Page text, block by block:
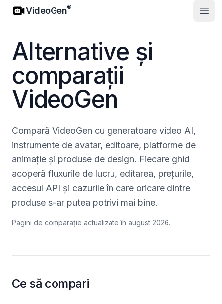
VideoGen
VideoGen®
Alternative și
comparații
VideoGen
Compară VideoGen cu generatoare video AI,
instrumente de avatar, editoare, platforme de
animație și produse de design. Fiecare ghid
acoperă fluxurile de lucru, editarea, prețurile,
accesul API și cazurile în care oricare dintre
produse s-ar putea potrivi mai bine.
Pagini de comparație actualizate în august 2026.
Ce să compari